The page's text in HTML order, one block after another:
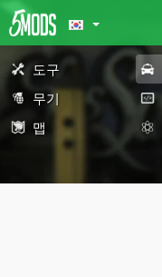
도구
무기
맵